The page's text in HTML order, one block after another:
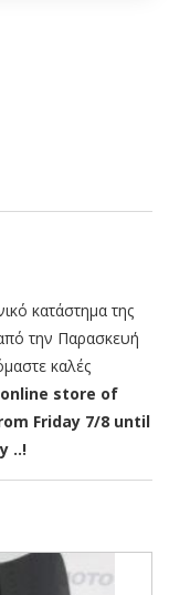
κατάστημα της
την Παρασκευή
καλές
store of
Friday 7/8 until
..!